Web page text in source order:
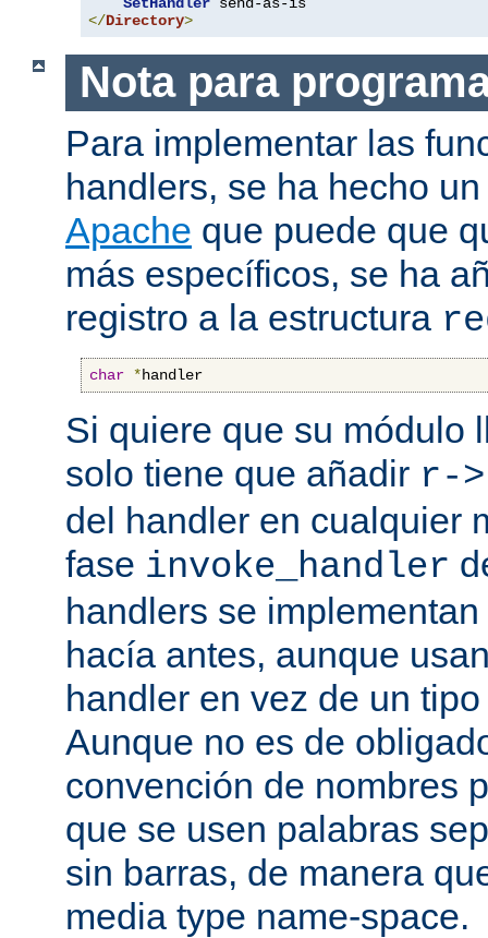
SetHandler
</Directory>
Nota para
Para implementar las
handlers, se ha hecho
Apache que puede que
más específicos, se ha
registro a la estructura
char *handler
Si quiere que su módulo
solo tiene que añadir r-
del handler en cualquier
fase invoke_handler
handlers se
hacía antes, aunque
handler en vez de un
Aunque no es de
convención de nombres
que se usen palabras
sin barras, de manera
media type name-space.